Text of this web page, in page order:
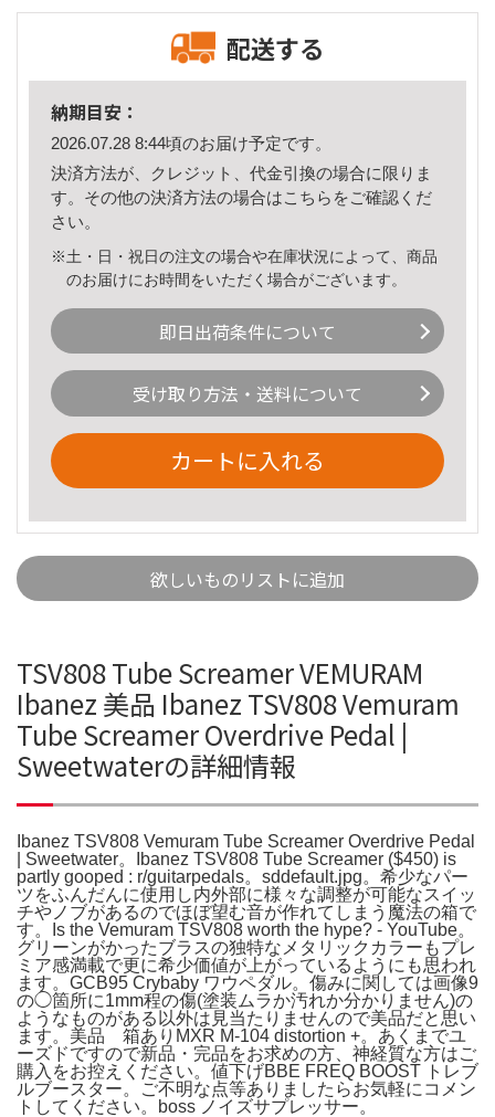
配送する
納期目安：
2026.07.28 8:44頃のお届け予定です。
決済方法が、クレジット、代金引換の場合に限りま
す。その他の決済方法の場合はこちら をご確認くだ
さい。
※土・日・祝日の注文の場合や在庫状況によって、商品
のお届けにお時間をいただく場合がございます。
即日出荷条件について
受け取り方法・送料について
カートに入れる
欲しいものリストに追加
TSV808 Tube Screamer VEMURAM
Ibanez 美品 Ibanez TSV808 Vemuram
Tube Screamer Overdrive Pedal |
Sweetwaterの詳細情報
Ibanez TSV808 Vemuram Tube Screamer Overdrive Pedal
| Sweetwater。Ibanez TSV808 Tube Screamer ($450) is
partly gooped : r/guitarpedals。sddefault.jpg。希少なパー
ツをふんだんに使用し内外部に様々な調整が可能なスイッ
チやノブがあるのでほぼ望む音が作れてしまう魔法の箱で
す。Is the Vemuram TSV808 worth the hype? - YouTube。
グリーンがかったブラスの独特なメタリックカラーもプレ
ミア感満載で更に希少価値が上がっているようにも思われ
ます。GCB95 Crybaby ワウペダル。傷みに関しては画像9
の◯箇所に1mm程の傷(塗装ムラか汚れか分かりません)の
ようなものがある以外は見当たりませんので美品だと思い
ます。美品 箱ありMXR M-104 distortion +。あくまでユ
ーズドですので新品・完品をお求めの方、神経質な方はご
購入をお控えください。値下げBBE FREQ BOOST トレブ
ルブースター。ご不明な点等ありましたらお気軽にコメン
トしてください。boss ノイズサプレッサー。